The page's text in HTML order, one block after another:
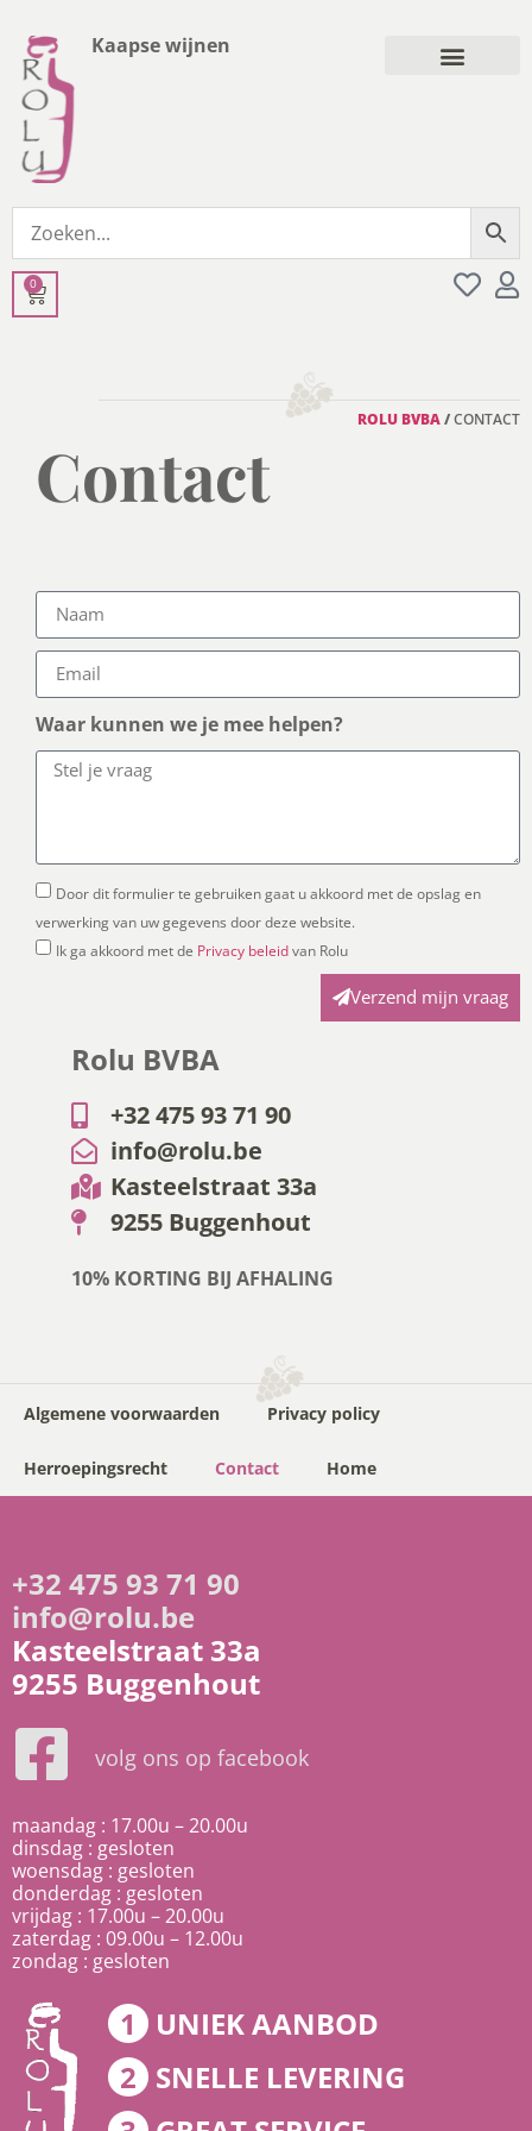
Kaapse wijnen
0
ROLU BVBA/CONTACT
Contact
Waar kunnen we je mee helpen?
Door dit formulier te gebruiken gaat u akkoord met de opslag en
verwerking van uw gegevens door deze website.
Ik ga akkoord met de Privacy beleidvan Rolu
Verzend mijn vraag
Rolu BVBA
+32 475 93 71 90
info@rolu.be
Kasteelstraat 33a
9255 Buggenhout
10% KORTING BIJ AFHALING
Algemene voorwaarden Privacy policy
Herroepingsrecht Contact Home
+32 475 93 71 90
info@rolu.be
Kasteelstraat 33a
9255 Buggenhout
volg ons op facebook
maandag : 17.00u – 20.00u
dinsdag : gesloten
woensdag : gesloten
donderdag : gesloten
vrijdag : 17.00u – 20.00u
zaterdag : 09.00u – 12.00u
zondag : gesloten
1
UNIEK AANBOD
2 SNELLE LEVERING